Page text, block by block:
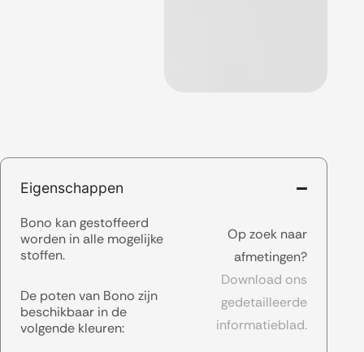
Eigenschappen
Bono kan gestoffeerd
worden in alle mogelijke
stoffen.
De poten van Bono zijn
beschikbaar in de
volgende kleuren:
Op zoek naar
afmetingen?
Download ons
gedetailleerde
informatieblad.